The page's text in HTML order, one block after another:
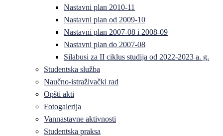
Nastavni plan 2010-11
Nastavni plan od 2009-10
Nastavni plan 2007-08 i 2008-09
Nastavni plan do 2007-08
Silabusi za II ciklus studija od 2022-2023 a. g.
Studentska služba
Naučno-istraživački rad
Opšti akti
Fotogalerija
Vannastavne aktivnosti
Studentska praksa